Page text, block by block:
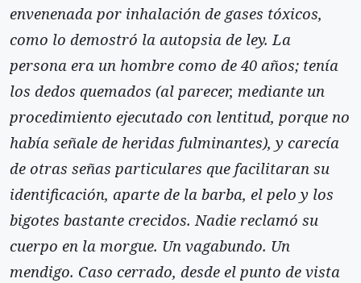
envenenada por inhalación de gases tóxicos,
como lo demostró la autopsia de ley. La
persona era un hombre como de 40 años; tenía
los dedos quemados (al parecer, mediante un
procedimiento ejecutado con lentitud, porque no
había señale de heridas fulminantes), y carecía
de otras señas particulares que facilitaran su
identificación, aparte de la barba, el pelo y los
bigotes bastante crecidos. Nadie reclamó su
cuerpo en la morgue. Un vagabundo. Un
mendigo. Caso cerrado, desde el punto de vista